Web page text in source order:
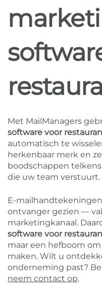
Met MailManagers
software voor
automatisch te
herkenbaar merk en
boodschappen
die uw team verstuurt.
E-
ontvanger gezien —
marketingkanaal.
software voor
maar een hefboom
maken. Wilt u
onderneming past?
neem contact op.